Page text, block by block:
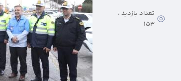
تعداد بازدید :
153